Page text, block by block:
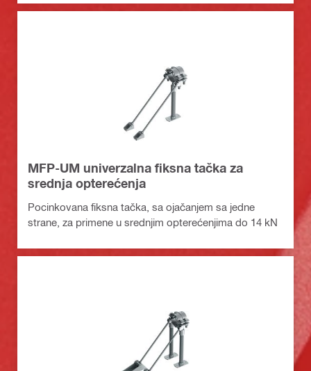
MFP-UM univerzalna fiksna tačka za
srednja opterećenja
Pocinkovana fiksna tačka, sa ojačanjem sa jedne
strane, za primene u srednjim opterećenjima do 14 kN